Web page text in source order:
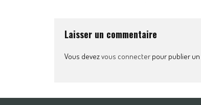
Laisser un commentaire
Vous devezvous connecter pour publier